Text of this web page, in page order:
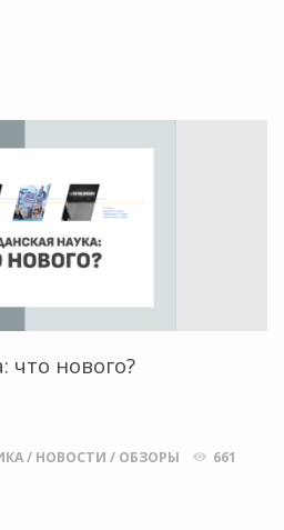
что нового?
/ НОВОСТИ / ОБЗОРЫ 661